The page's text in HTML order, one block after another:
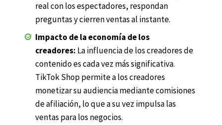
real con los espectadores, respondan
preguntas y cierren ventas al instante.
Impacto de la economía de los
creadores: La influencia de los creadores de
contenido es cada vez más significativa.
TikTok Shop permite a los creadores
monetizar su audiencia mediante comisiones
de afiliación, lo que a su vez impulsa las
ventas para los negocios.